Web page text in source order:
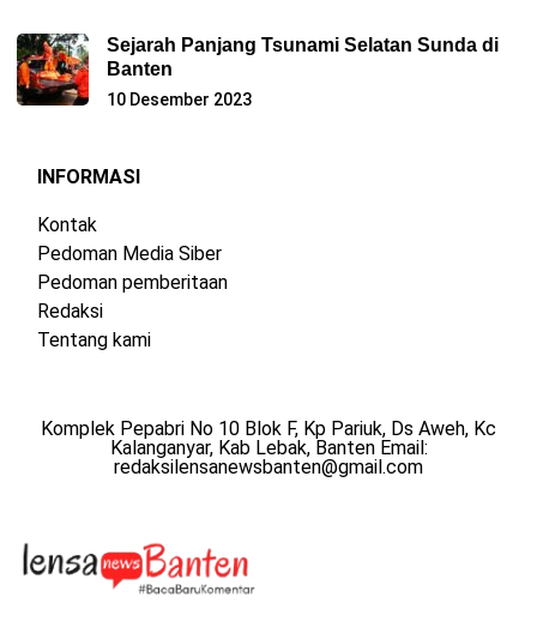
Sejarah Panjang Tsunami Selatan Sunda di
Banten
10 Desember 2023
INFORMASI
Kontak
Pedoman Media Siber
Pedoman pemberitaan
Redaksi
Tentang kami
Komplek Pepabri No 10 Blok F, Kp Pariuk, Ds Aweh, Kc
Kalanganyar, Kab Lebak, Banten Email:
redaksilensanewsbanten@gmail.com